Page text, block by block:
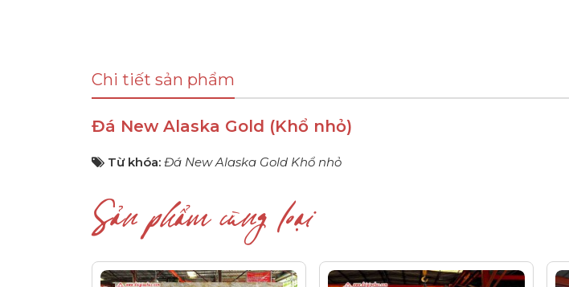
Chi tiết sản phẩm
Đá New Alaska Gold (Khổ nhỏ)
Từ khóa: Đá New Alaska Gold Khổ nhỏ
Sản phẩm cùng loại